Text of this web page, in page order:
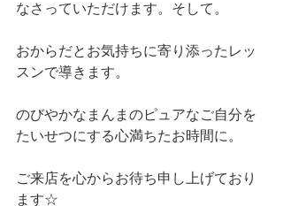
なさっていただけます。そして。
おからだとお気持ちに寄り添ったレッ
スンで導きます。
のびやかなまんまのピュアなご自分を
たいせつにする心満ちたお時間に。
ご来店を心からお待ち申し上げており
ます☆